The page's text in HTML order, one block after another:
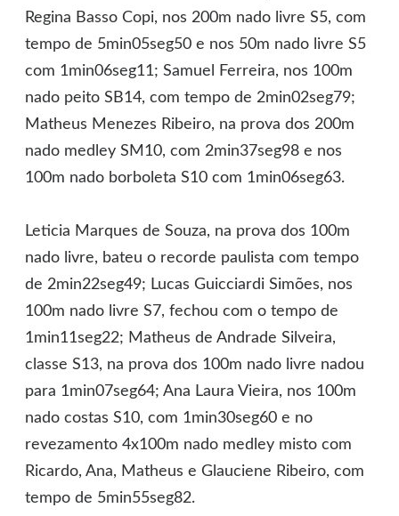
Regina Basso Copi, nos 200m nado livre S5, com
tempo de 5min05seg50 e nos 50m nado livre S5
com 1min06seg11; Samuel Ferreira, nos 100m
nado peito SB14, com tempo de 2min02seg79;
Matheus Menezes Ribeiro, na prova dos 200m
nado medley SM10, com 2min37seg98 e nos
100m nado borboleta S10 com 1min06seg63.
Leticia Marques de Souza, na prova dos 100m
nado livre, bateu o recorde paulista com tempo
de 2min22seg49; Lucas Guicciardi Simões, nos
100m nado livre S7, fechou com o tempo de
1min11seg22; Matheus de Andrade Silveira,
classe S13, na prova dos 100m nado livre nadou
para 1min07seg64; Ana Laura Vieira, nos 100m
nado costas S10, com 1min30seg60 e no
revezamento 4x100m nado medley misto com
Ricardo, Ana, Matheus e Glauciene Ribeiro, com
tempo de 5min55seg82.